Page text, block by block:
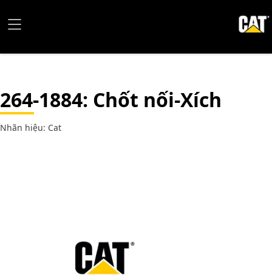
264-1884: Chốt nối-Xích
Nhãn hiệu: Cat